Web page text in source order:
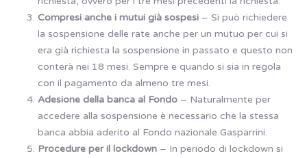
Compresi anche i mutui già sospesi – Si può richiedere
la sospensione delle rate anche per un mutuo per cui si
era già richiesta la sospensione in passato e questo non
conterà nei 18 mesi. Sempre e quando si sia in regola
con il pagamento da almeno tre mesi.
Adesione della banca al Fondo – Naturalmente per
accedere alla sospensione è necessario che la stessa
banca abbia aderito al Fondo nazionale Gasparrini.
Procedure per il lockdown – In periodo di lockdown si